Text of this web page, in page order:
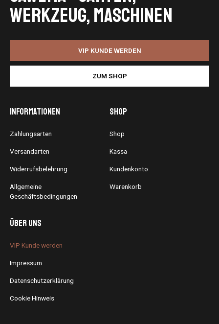
Werkzeug, Maschinen
VIP KUNDE WERDEN
ZUM SHOP
Informationen
Zahlungsarten
Versandarten
Widerrufsbelehrung
Allgemeine
Geschäftsbedingungen
Shop
Shop
Kassa
Kundenkonto
Warenkorb
Über uns
VIP Kunde werden
Impressum
Datenschutzerklärung
Cookie Hinweis